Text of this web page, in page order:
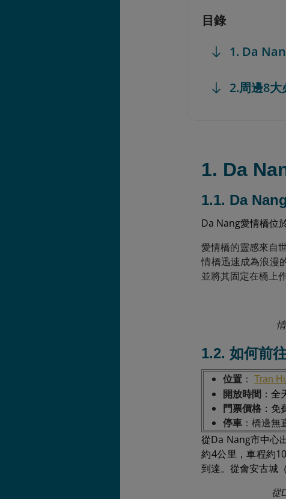
目錄
1. Da
2.周邊8
1. Da
1.1. Da
Da Nang愛情橋位
愛情橋的靈感來自
情橋迅速成為浪漫
並將其固定在橋上
1.2. 如何前
位置 ：Tran
開放時間 ：全
門票價格 ：免
停車 ：橋邊
從Da Nang市中心
約4公里，車程約
到達。從會安古城
從